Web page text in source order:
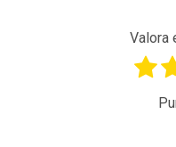
Valora